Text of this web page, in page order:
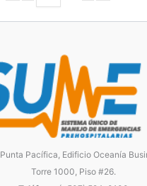
Punta Pacífica, Edificio Oceanía
Torre 1000, Piso #26.